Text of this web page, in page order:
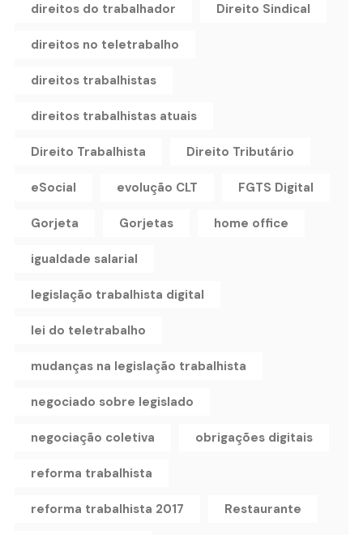
direitos do trabalhador Direito Sindical
direitos no teletrabalho
direitos trabalhistas
direitos trabalhistas atuais
Direito Trabalhista Direito Tributário
eSocial evolução CLT FGTS Digital
Gorjeta Gorjetas home office
igualdade salarial
legislação trabalhista digital
lei do teletrabalho
mudanças na legislação trabalhista
negociado sobre legislado
negociação coletiva obrigações digitais
reforma trabalhista
reforma trabalhista 2017 Restaurante